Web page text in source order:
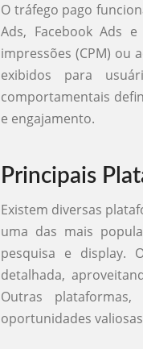
O tráfego pago
Ads, Facebook Ads
impressões (CPM) ou
exibidos para
comportamentais
e engajamento.
Principais
Existem diversas
uma das mais
pesquisa e display.
detalhada,
Outras
oportunidades